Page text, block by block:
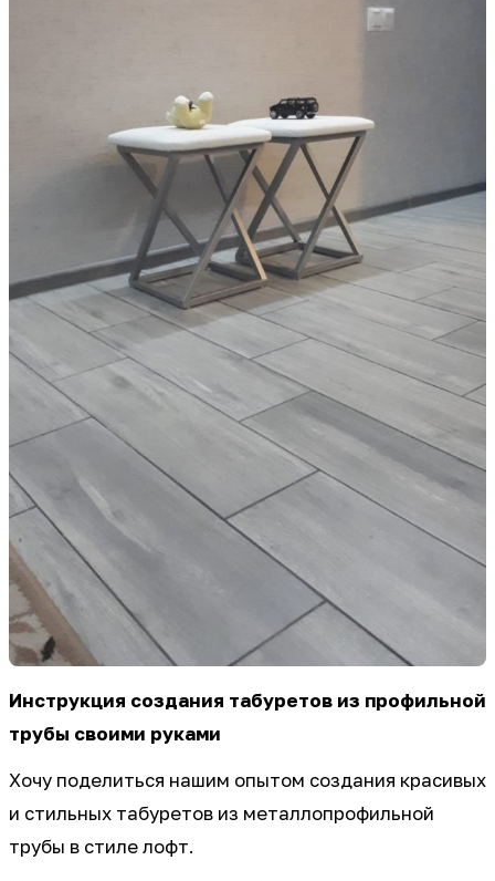
Инструкция создания табуретов из профильной
трубы своими руками
Хочу поделиться нашим опытом создания красивых
и стильных табуретов из металлопрофильной
трубы в стиле лофт.